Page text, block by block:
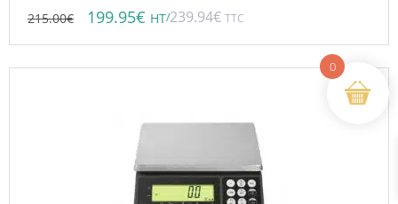
215.00€ 199.95€ HT/239.94€ TTC
0